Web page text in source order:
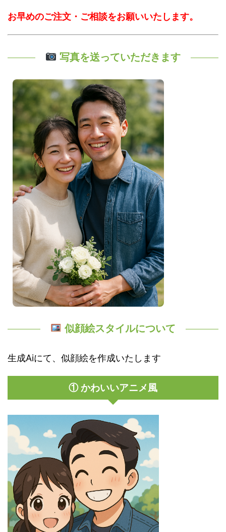
お早めのご注文・ご相談をお願いいたします。
写真を送っていただきます
似顔絵スタイルについて
生成Aiにて、似顔絵を作成いたします
① かわいいアニメ風